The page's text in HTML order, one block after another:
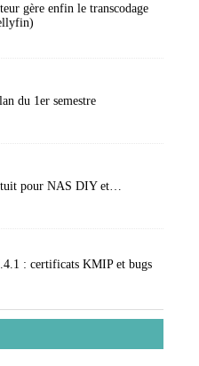
gère enfin le transcodage
du 1er semestre
pour NAS DIY et…
: certificats KMIP et bugs